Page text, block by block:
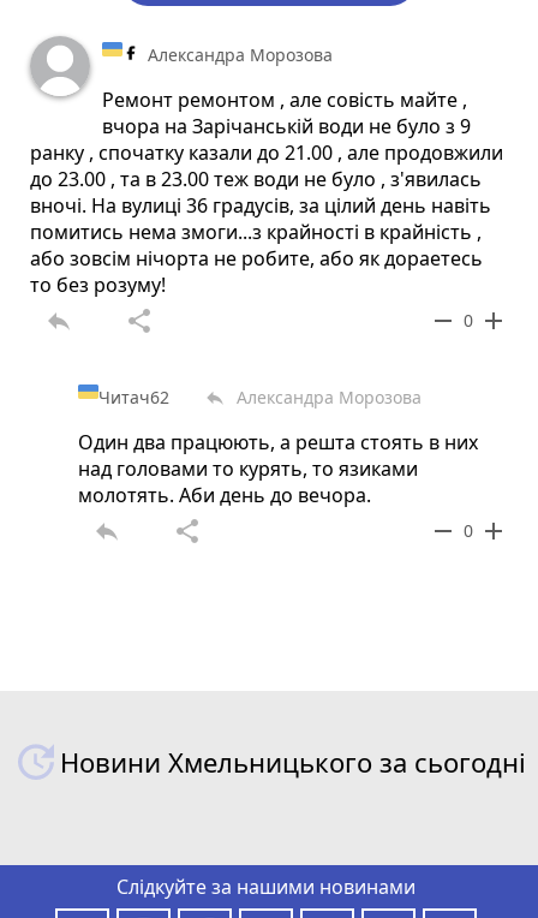
Александра Морозова
Ремонт ремонтом , але совість майте ,
вчора на Зарічанській води не було з 9
ранку , спочатку казали до 21.00 , але продовжили
до 23.00 , та в 23.00 теж води не було , з'явилась
вночі. На вулиці 36 градусів, за цілий день навіть
помитись нема змоги...з крайності в крайність ,
або зовсім нічорта не робите, або як дораетесь
то без розуму!
reply share remove 0 add
Читач62 reply Александра Морозова
Один два працюють, а решта стоять в них
над головами то курять, то язиками
молотять. Аби день до вечора.
reply share remove 0 add
Новини Хмельницького за сьогодні
Слідкуйте за нашими новинами